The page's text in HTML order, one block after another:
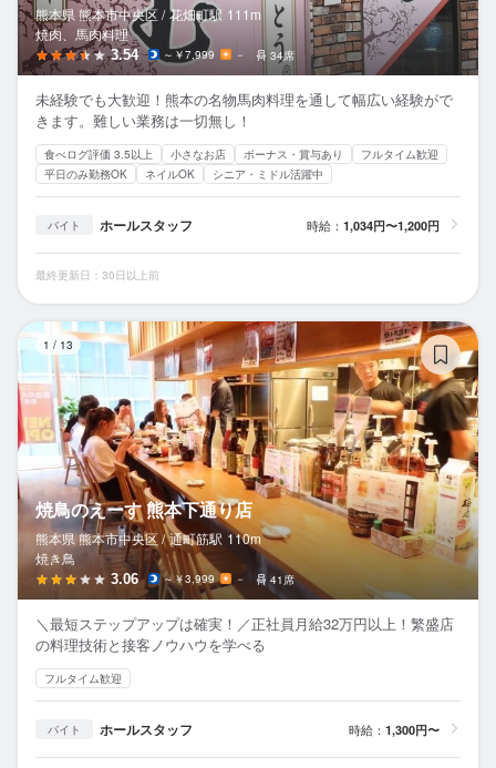
熊本県 熊本市中央区 / 花畑町駅 111m
焼肉、馬肉料理
3.54 ～￥7,999 － 34席
未経験でも大歓迎！熊本の名物馬肉料理を通して幅広い経験がで
きます。難しい業務は一切無し！
食べログ評価 3.5以上 小さなお店 ボーナス・賞与あり
フルタイム歓迎
平日のみ勤務OK
ネイルOK シニア・ミドル活躍中
バイト ホールスタッフ 時給： 1,034円〜1,200円
最終更新日：30日以上前
1 / 13
焼鳥のえーす 熊本下通り店
熊本県 熊本市中央区 / 通町筋駅 110m
焼き鳥
3.06 ～￥3,999 － 41席
＼最短ステップアップは確実！／正社員月給32万円以上！繁盛店
の料理技術と接客ノウハウを学べる
フルタイム歓迎
バイト ホールスタッフ 時給： 1,300円〜